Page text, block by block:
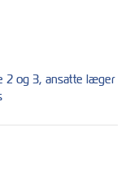
2 og 3, ansatte læger